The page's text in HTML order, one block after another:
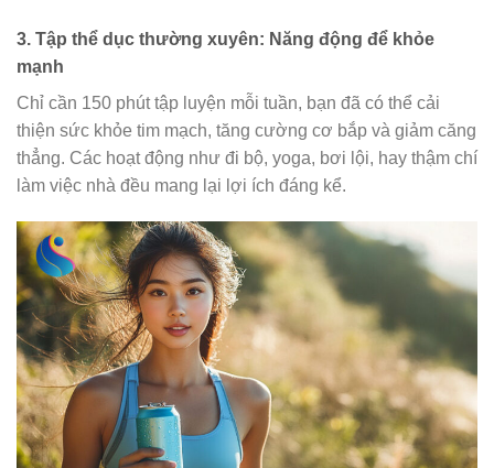
3. Tập thể dục thường xuyên: Năng động để khỏe
mạnh
Chỉ cần 150 phút tập luyện mỗi tuần, bạn đã có thể cải
thiện sức khỏe tim mạch, tăng cường cơ bắp và giảm căng
thẳng. Các hoạt động như đi bộ, yoga, bơi lội, hay thậm chí
làm việc nhà đều mang lại lợi ích đáng kể.